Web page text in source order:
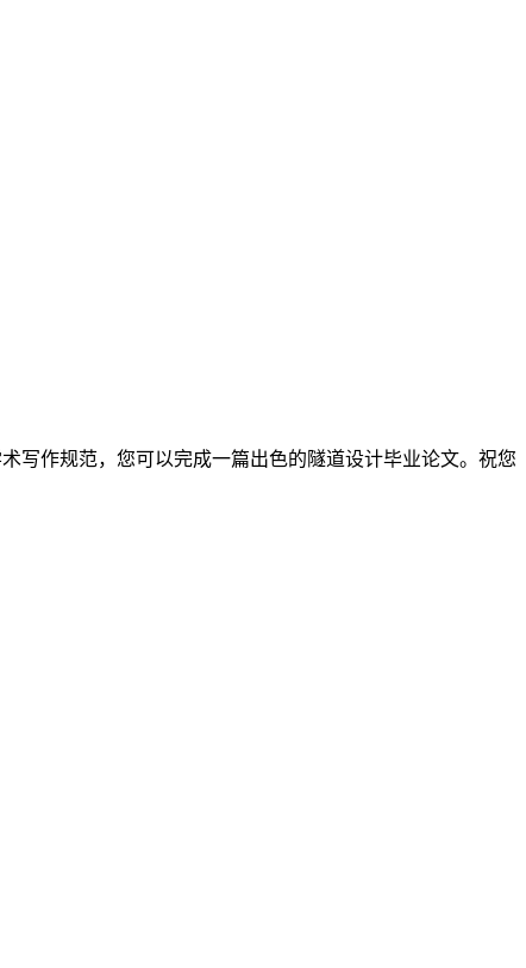
写作规范，您可以完成一篇出色的隧道设计毕业论文。祝您